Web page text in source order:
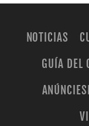
NOTICIAS
GUÍA DEL